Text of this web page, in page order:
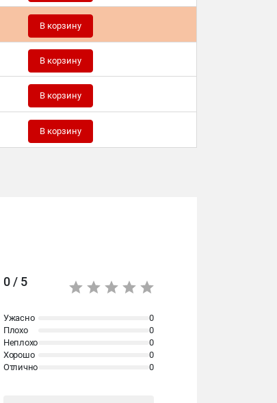
В корзину
В корзину
В корзину
В корзину
0 / 5
Ужасно
0
Плохо
0
Неплохо
0
Хорошо
0
Отлично
0